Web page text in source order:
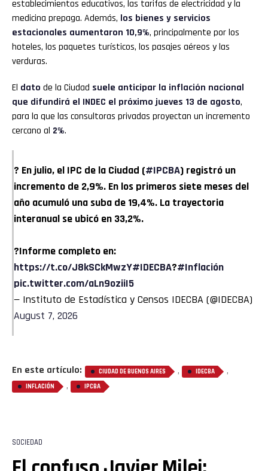
establecimientos educativos, las tarifas de electricidad y la
medicina prepaga. Además, los bienes y servicios
estacionales aumentaron 10,9%, principalmente por los
hoteles, los paquetes turísticos, los pasajes aéreos y las
verduras.
El dato de la Ciudad suele anticipar la inflación nacional
que difundirá el INDEC el próximo jueves 13 de agosto,
para la que las consultoras privadas proyectan un incremento
cercano al 2%.
? En julio, el IPC de la Ciudad (#IPCBA) registró un
incremento de 2,9%. En los primeros siete meses del
año acumuló una suba de 19,4%. La trayectoria
interanual se ubicó en 33,2%.
?Informe completo en:
https://t.co/J8kSCkMwzY#IDECBA?#Inflación
pic.twitter.com/aLn9oziiI5
— Instituto de Estadística y Censos IDECBA (@IDECBA)
August 7, 2026
En este artículo: CIUDAD DE BUENOS AIRES , IDECBA ,
INFLACIÓN , IPCBA
SOCIEDAD